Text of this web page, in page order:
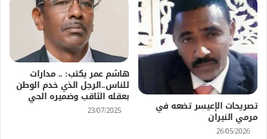
تصريحات الإعيسر تضعه في
مرمي النيران
26/05/2026
هاشم عمر يكتب: .. مدارات
للناس..الرجل الذي خدم الوطن
بعقله الثاقب وضميره الحي
23/07/2025